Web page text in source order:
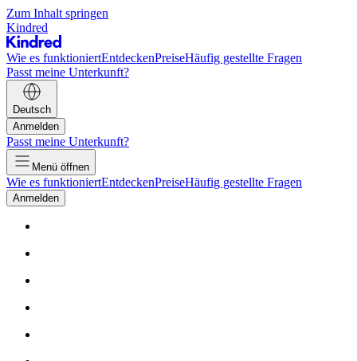
Zum Inhalt springen
Kindred
Wie es funktioniertEntdeckenPreiseHäufig gestellte Fragen
Passt meine Unterkunft?
Deutsch
Anmelden
Passt meine Unterkunft?
Menü öffnen
Wie es funktioniertEntdeckenPreiseHäufig gestellte Fragen
Anmelden